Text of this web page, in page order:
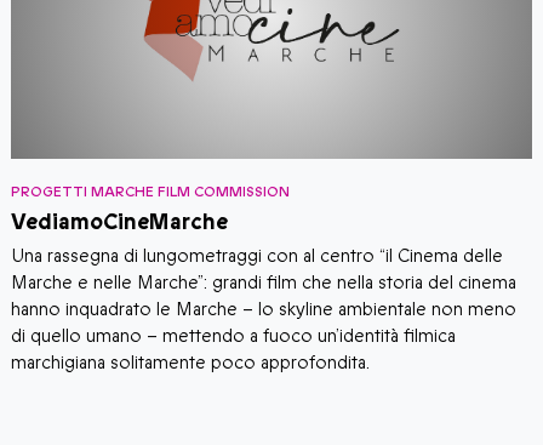
PROGETTI MARCHE FILM COMMISSION
VediamoCineMarche
​​Una rassegna di lungometraggi con al centro “il Cinema delle
Marche e nelle Marche”: grandi film che nella storia del cinema
hanno inquadrato le Marche – lo skyline ambientale non meno
di quello umano – mettendo a fuoco un’identità filmica
marchigiana solitamente poco approfondita.